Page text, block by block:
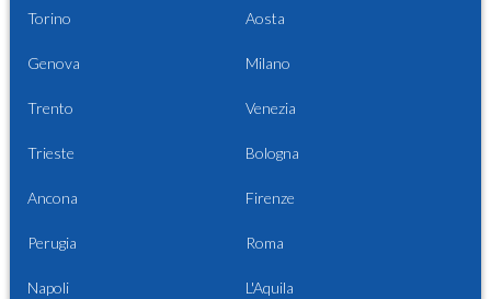
Torino Aosta
Genova Milano
Trento Venezia
Trieste Bologna
Ancona Firenze
Perugia Roma
Napoli L'Aquila